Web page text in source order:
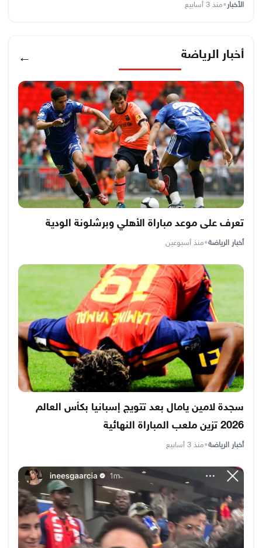
الأخبار•منذ 3 أسابيع
أخبار الرياضة ←
تعرف على موعد مباراة الأهلي وبرشلونة الودية
أخبار الرياضة•منذ أسبوعين
سجدة لامين يامال بعد تتويج إسبانيا بكأس العالم
2026 تزين ملعب المباراة النهائية
أخبار الرياضة•منذ 3 أسابيع